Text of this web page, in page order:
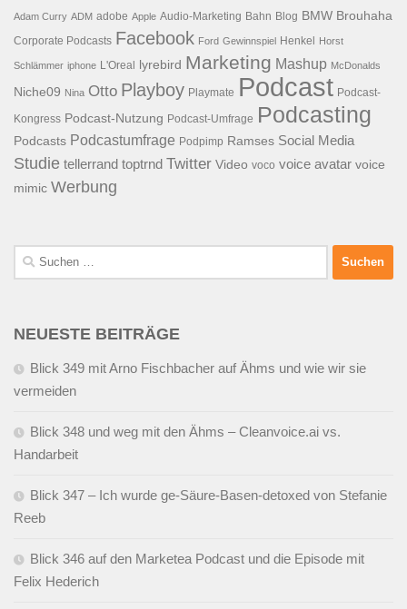
Adam Curry ADM adobe Apple Audio-Marketing Bahn Blog BMW Brouhaha
Corporate Podcasts Facebook Ford Gewinnspiel Henkel Horst
Schlämmer iphone L'Oreal lyrebird Marketing Mashup McDonalds
Niche09 Nina Otto Playboy Playmate Podcast Podcast-
Kongress Podcast-Nutzung Podcast-Umfrage Podcasting
Podcasts Podcastumfrage Podpimp Ramses Social Media
Studie tellerrand toptrnd Twitter Video voco voice avatar voice
mimic Werbung
Suchen
nach:
NEUESTE BEITRÄGE
Blick 349 mit Arno Fischbacher auf Ähms und wie wir sie
vermeiden
Blick 348 und weg mit den Ähms – Cleanvoice.ai vs.
Handarbeit
Blick 347 – Ich wurde ge-Säure-Basen-detoxed von Stefanie
Reeb
Blick 346 auf den Marketea Podcast und die Episode mit
Felix Hederich